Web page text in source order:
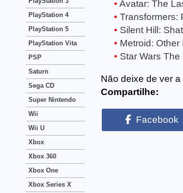
Avatar: The
Transformers:
Silent Hill:
Metroid: Other
Star Wars
Não deixe de ver a
Compartilhe:
Facebook
PlayStation 4
PlayStation 5
PlayStation Vita
PSP
Saturn
Sega CD
Super Nintendo
Wii
Wii U
Xbox
Xbox 360
Xbox One
Xbox Series X